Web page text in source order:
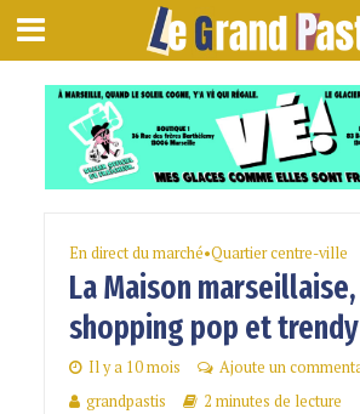
En direct du marché•Quartier centre-ville
La Maison marseillaise,
shopping pop et trendy
Il y a 10 mois
Ajoute un
grandpastis
2 minutes de lecture